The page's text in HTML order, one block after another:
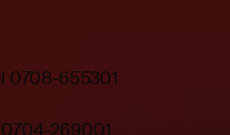
0708-655301